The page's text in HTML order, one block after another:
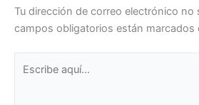
Tu dirección de correo electrónico no
campos obligatorios están marcados
aquí...